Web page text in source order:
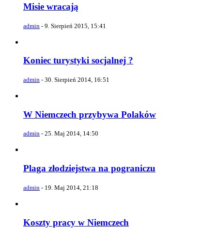
Misie wracają
admin - 9. Sierpień 2015, 15:41
Koniec turystyki socjalnej ?
admin - 30. Sierpień 2014, 16:51
W Niemczech przybywa Polaków
admin - 25. Maj 2014, 14:50
Plaga złodziejstwa na pograniczu
admin - 19. Maj 2014, 21:18
Koszty pracy w Niemczech